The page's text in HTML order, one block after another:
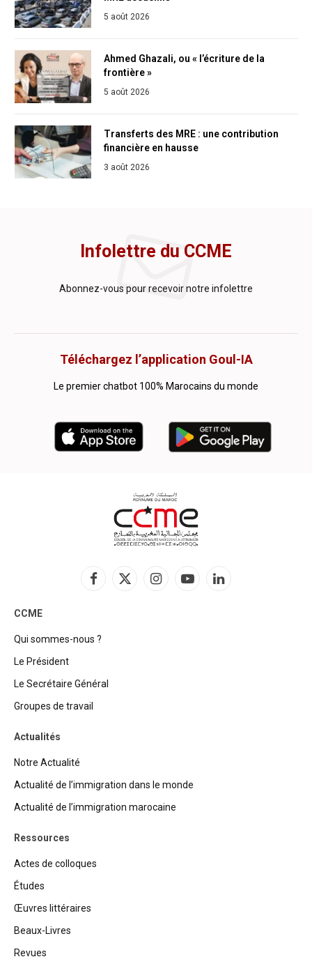
5 août 2026
Ahmed Ghazali, ou « l’écriture de la
frontière »
5 août 2026
Transferts des MRE : une contribution
financière en hausse
3 août 2026
Infolettre du CCME
Abonnez-vous pour recevoir notre infolettre
Téléchargez l’application Goul-IA
Le premier chatbot 100% Marocains du monde
Facebook
X
InstagramYouTubeLinkedIn
CCME
Qui sommes-nous ?
Le Président
Le Secrétaire Général
Groupes de travail
Actualités
Notre Actualité
Actualité de l’immigration dans le monde
Actualité de l’immigration marocaine
Ressources
Actes de colloques
Études
Œuvres littéraires
Beaux-Livres
Revues